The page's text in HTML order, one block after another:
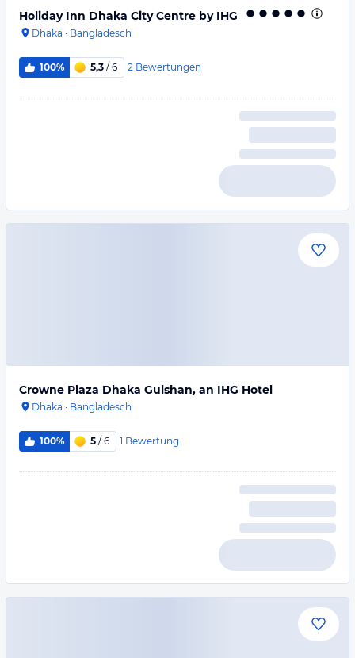
Holiday Inn Dhaka City Centre by IHG
Dhaka · Bangladesch
100% 5,3 / 6 2 Bewertungen
Crowne Plaza Dhaka Gulshan, an IHG Hotel
Dhaka · Bangladesch
100% 5 / 6 1 Bewertung